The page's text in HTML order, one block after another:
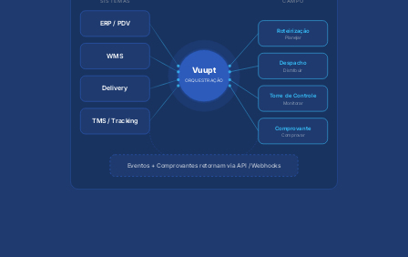
ERP / PDV
WMS
Delivery
TMS / Tracking
Vuupt
ORQUESTRAÇÃO
Roteirização
Planejar
Despacho
Distribuir
Torre de Controle
Monitorar
Comprovante
Comprovar
Eventos + Comprovantes retornam via API / Webhooks